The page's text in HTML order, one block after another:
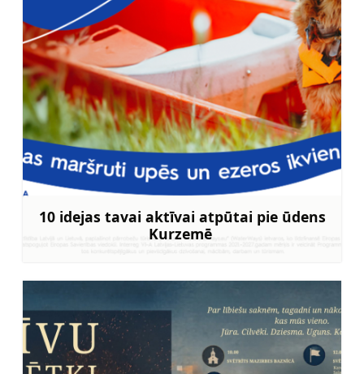
10 idejas tavai aktīvai atpūtai pie ūdens
Kurzemē